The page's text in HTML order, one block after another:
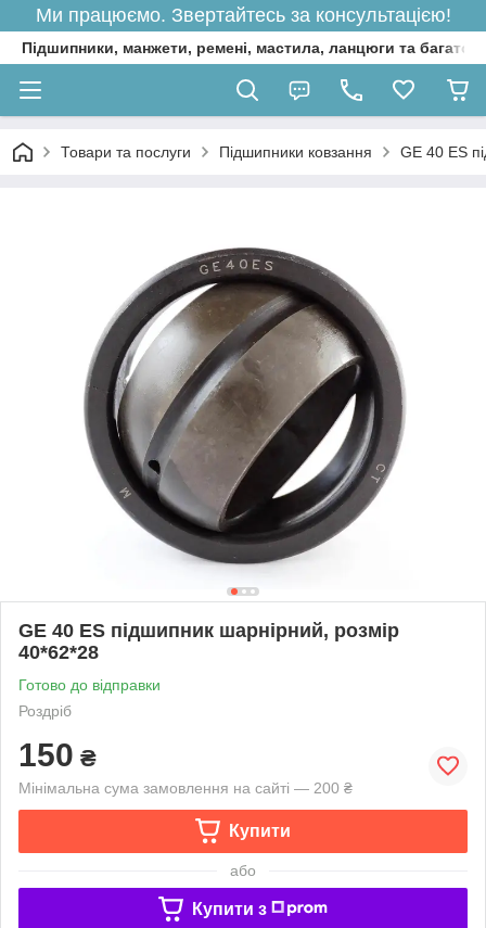
Ми працюємо. Звертайтесь за консультацією!
Підшипники, манжети, ремені, мастила, ланцюги та багато
Товари та послуги Підшипники ковзання GE 40 ES
GE 40 ES підшипник шарнірний, розмір
40*62*28
Готово до відправки
Роздріб
150 ₴
Мінімальна сума замовлення на сайті — 200 ₴
Купити
або
Купити з